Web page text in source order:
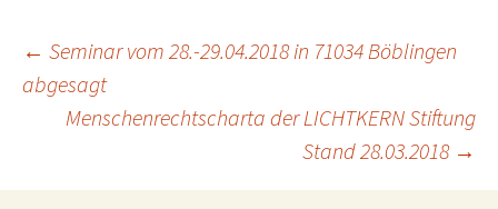
Beitragsnavigation
← Seminar vom 28.-29.04.2018 in 71034 Böblingen
abgesagt
Menschenrechtscharta der LICHTKERN Stiftung
Stand 28.03.2018 →